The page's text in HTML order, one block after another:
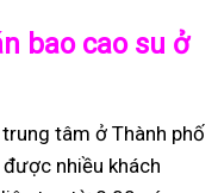
bao cao su ở
tâm ở Thành phố
được nhiều khách